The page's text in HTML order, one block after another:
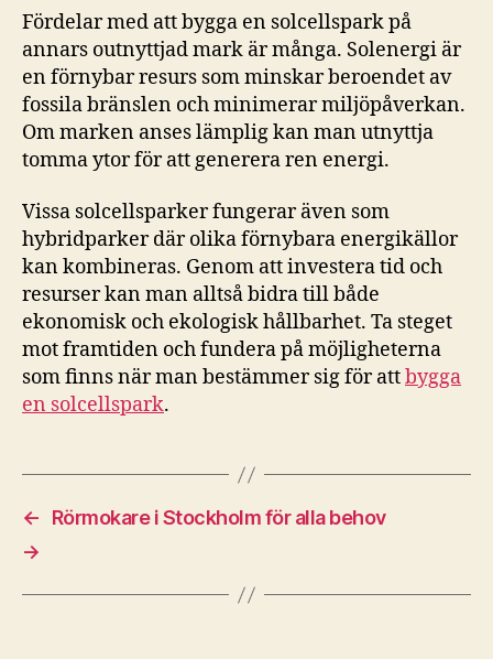
Fördelar med att bygga en solcellspark på
annars outnyttjad mark är många. Solenergi är
en förnybar resurs som minskar beroendet av
fossila bränslen och minimerar miljöpåverkan.
Om marken anses lämplig kan man utnyttja
tomma ytor för att generera ren energi.
Vissa solcellsparker fungerar även som
hybridparker där olika förnybara energikällor
kan kombineras. Genom att investera tid och
resurser kan man alltså bidra till både
ekonomisk och ekologisk hållbarhet. Ta steget
mot framtiden och fundera på möjligheterna
som finns när man bestämmer sig för attbygga
en solcellspark.
←
Rörmokare i Stockholm för alla behov
→